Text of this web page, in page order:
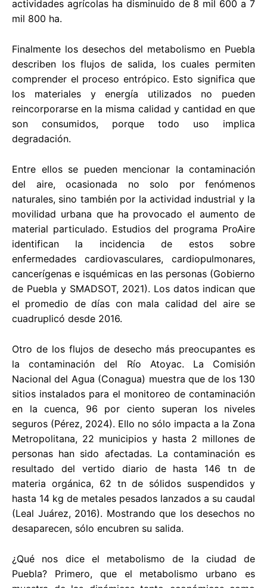
actividades agrícolas ha disminuido de 8 mil 600 a 7
mil 800 ha.
Finalmente los desechos del metabolismo en Puebla
describen los flujos de salida, los cuales permiten
comprender el proceso entrópico. Esto significa que
los materiales y energía utilizados no pueden
reincorporarse en la misma calidad y cantidad en que
son consumidos, porque todo uso implica
degradación.
Entre ellos se pueden mencionar la contaminación
del aire, ocasionada no solo por fenómenos
naturales, sino también por la actividad industrial y la
movilidad urbana que ha provocado el aumento de
material particulado. Estudios del programa ProAire
identifican la incidencia de estos sobre
enfermedades cardiovasculares, cardiopulmonares,
cancerígenas e isquémicas en las personas (Gobierno
de Puebla y SMADSOT, 2021). Los datos indican que
el promedio de días con mala calidad del aire se
cuadruplicó desde 2016.
Otro de los flujos de desecho más preocupantes es
la contaminación del Río Atoyac. La Comisión
Nacional del Agua (Conagua) muestra que de los 130
sitios instalados para el monitoreo de contaminación
en la cuenca, 96 por ciento superan los niveles
seguros (Pérez, 2024). Ello no sólo impacta a la Zona
Metropolitana, 22 municipios y hasta 2 millones de
personas han sido afectadas. La contaminación es
resultado del vertido diario de hasta 146 tn de
materia orgánica, 62 tn de sólidos suspendidos y
hasta 14 kg de metales pesados lanzados a su caudal
(Leal Juárez, 2016). Mostrando que los desechos no
desaparecen, sólo encubren su salida.
¿Qué nos dice el metabolismo de la ciudad de
Puebla? Primero, que el metabolismo urbano es